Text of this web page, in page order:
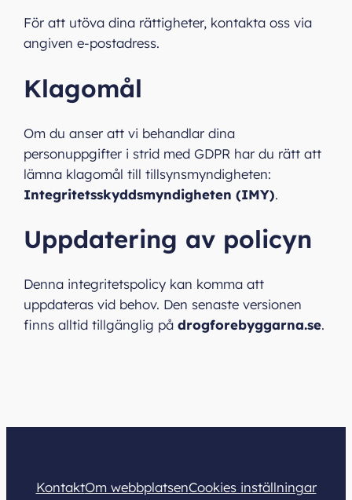
För att utöva dina rättigheter, kontakta oss via
angiven e‑postadress.
Klagomål
Om du anser att vi behandlar dina
personuppgifter i strid med GDPR har du rätt att
lämna klagomål till tillsynsmyndigheten:
Integritetsskyddsmyndigheten (IMY).
Uppdatering av policyn
Denna integritetspolicy kan komma att
uppdateras vid behov. Den senaste versionen
finns alltid tillgänglig pådrogforebyggarna.se.
KontaktOm webbplatsenCookies inställningar